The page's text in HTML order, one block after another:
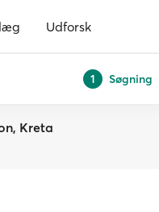
Udforsk
1 Søgning
Kreta